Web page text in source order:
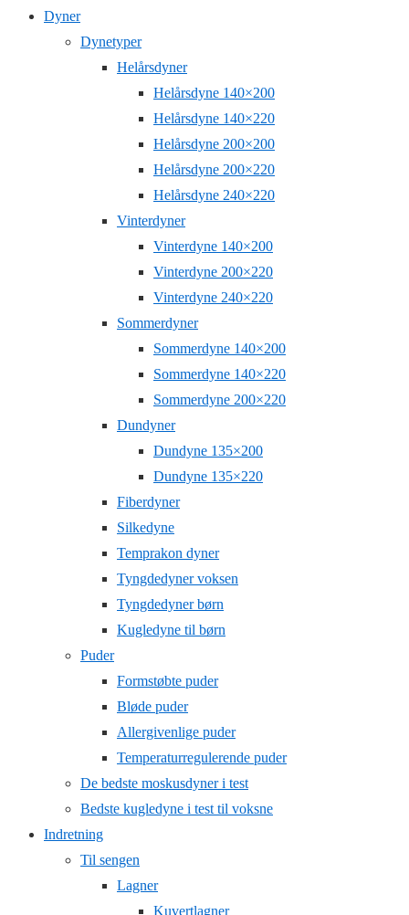
Dyner
Dynetyper
Helårsdyner
Helårsdyne 140×200
Helårsdyne 140×220
Helårsdyne 200×200
Helårsdyne 200×220
Helårsdyne 240×220
Vinterdyner
Vinterdyne 140×200
Vinterdyne 200×220
Vinterdyne 240×220
Sommerdyner
Sommerdyne 140×200
Sommerdyne 140×220
Sommerdyne 200×220
Dundyner
Dundyne 135×200
Dundyne 135×220
Fiberdyner
Silkedyne
Temprakon dyner
Tyngdedyner voksen
Tyngdedyner børn
Kugledyne til børn
Puder
Formstøbte puder
Bløde puder
Allergivenlige puder
Temperaturregulerende puder
De bedste moskusdyner i test
Bedste kugledyne i test til voksne
Indretning
Til sengen
Lagner
Kuvertlagner